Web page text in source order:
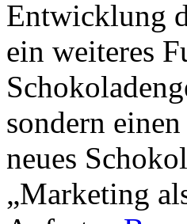
Entwicklung
ein weiteres
sondern
neues
„Marketing